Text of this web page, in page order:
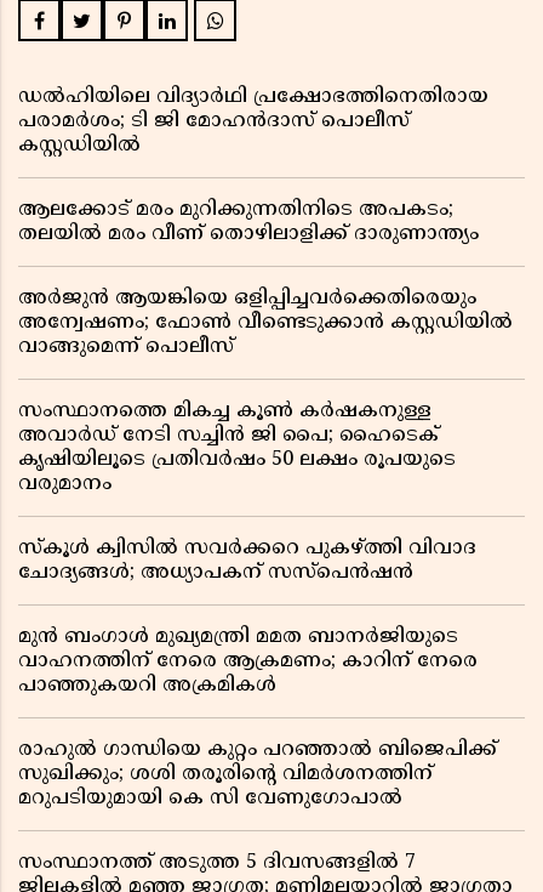
ഡൽഹിയിലെ വിദ്യാർഥി പ്രക്ഷോഭത്തിനെതിരായ
പരാമർശം; ടി ജി മോഹൻദാസ് പൊലീസ്
കസ്റ്റഡിയിൽ
ആലക്കോട് മരം മുറിക്കുന്നതിനിടെ അപകടം;
തലയിൽ മരം വീണ് തൊഴിലാളിക്ക് ദാരുണാന്ത്യം
അർജുൻ ആയങ്കിയെ ഒളിപ്പിച്ചവർക്കെതിരെയും
അന്വേഷണം; ഫോൺ വീണ്ടെടുക്കാൻ കസ്റ്റഡിയിൽ
വാങ്ങുമെന്ന് പൊലീസ്
സംസ്ഥാനത്തെ മികച്ച കൂൺ കർഷകനുള്ള
അവാർഡ് നേടി സച്ചിൻ ജി പൈ; ഹൈടെക്
കൃഷിയിലൂടെ പ്രതിവർഷം 50 ലക്ഷം രൂപയുടെ
വരുമാനം
സ്കൂൾ ക്വിസിൽ സവർക്കറെ പുകഴ്ത്തി വിവാദ
ചോദ്യങ്ങൾ; അധ്യാപകന് സസ്പെൻഷൻ
മുൻ ബംഗാൾ മുഖ്യമന്ത്രി മമത ബാനർജിയുടെ
വാഹനത്തിന് നേരെ ആക്രമണം; കാറിന് നേരെ
പാഞ്ഞുകയറി അക്രമികൾ
രാഹുൽ ഗാന്ധിയെ കുറ്റം പറഞ്ഞാൽ ബിജെപിക്ക്
സുഖിക്കും; ശശി തരൂരിന്റെ വിമർശനത്തിന്
മറുപടിയുമായി കെ സി വേണുഗോപാൽ
സംസ്ഥാനത്ത് അടുത്ത 5 ദിവസങ്ങളിൽ 7